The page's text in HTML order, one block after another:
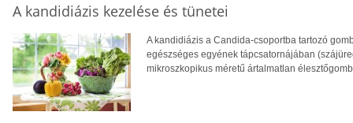
A kandidiázis kezelése és tünetei
A kandidiázis a Candida-csoportba tartozó
egészséges egyének tápcsatornájában
mikroszkopikus méretű ártalmatlan